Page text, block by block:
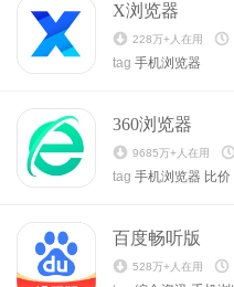
X浏览器
228万+人在用
tag 手机浏览器
360浏览器
9685万+人在用
tag 手机浏览器 比价
百度畅听版
528万+人在用